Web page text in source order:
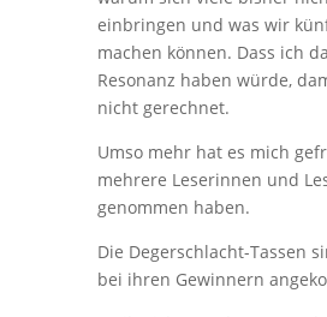
einbringen und was wir
machen können. Dass ich
Resonanz haben würde,
nicht gerechnet.
Umso mehr hat es mich
mehrere Leserinnen und
genommen haben.
Die Degerschlacht-Tassen
bei ihren Gewinnern